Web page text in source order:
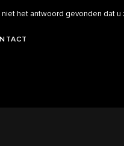
niet het antwoord gevonden dat u